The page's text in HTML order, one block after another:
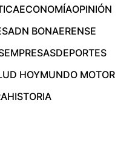
ECONOMÍAOPINIÓN
ADN BONAERENSE
EMPRESASDEPORTES
HOYMUNDO MOTOR
HISTORIA